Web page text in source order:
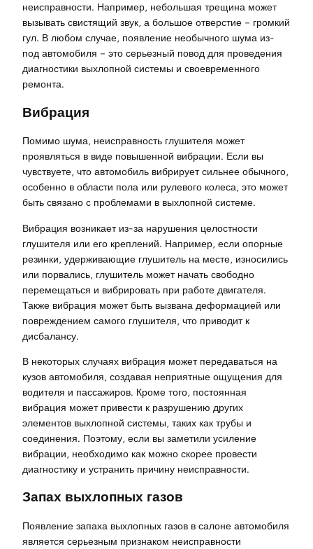
неисправности. Например, небольшая трещина может
вызывать свистящий звук, а большое отверстие – громкий
гул. В любом случае, появление необычного шума из-
под автомобиля – это серьезный повод для проведения
диагностики выхлопной системы и своевременного
ремонта.
Вибрация
Помимо шума, неисправность глушителя может
проявляться в виде повышенной вибрации. Если вы
чувствуете, что автомобиль вибрирует сильнее обычного,
особенно в области пола или рулевого колеса, это может
быть связано с проблемами в выхлопной системе.
Вибрация возникает из-за нарушения целостности
глушителя или его креплений. Например, если опорные
резинки, удерживающие глушитель на месте, износились
или порвались, глушитель может начать свободно
перемещаться и вибрировать при работе двигателя.
Также вибрация может быть вызвана деформацией или
повреждением самого глушителя, что приводит к
дисбалансу.
В некоторых случаях вибрация может передаваться на
кузов автомобиля, создавая неприятные ощущения для
водителя и пассажиров. Кроме того, постоянная
вибрация может привести к разрушению других
элементов выхлопной системы, таких как трубы и
соединения. Поэтому, если вы заметили усиление
вибрации, необходимо как можно скорее провести
диагностику и устранить причину неисправности.
Запах выхлопных газов
Появление запаха выхлопных газов в салоне автомобиля
является серьезным признаком неисправности